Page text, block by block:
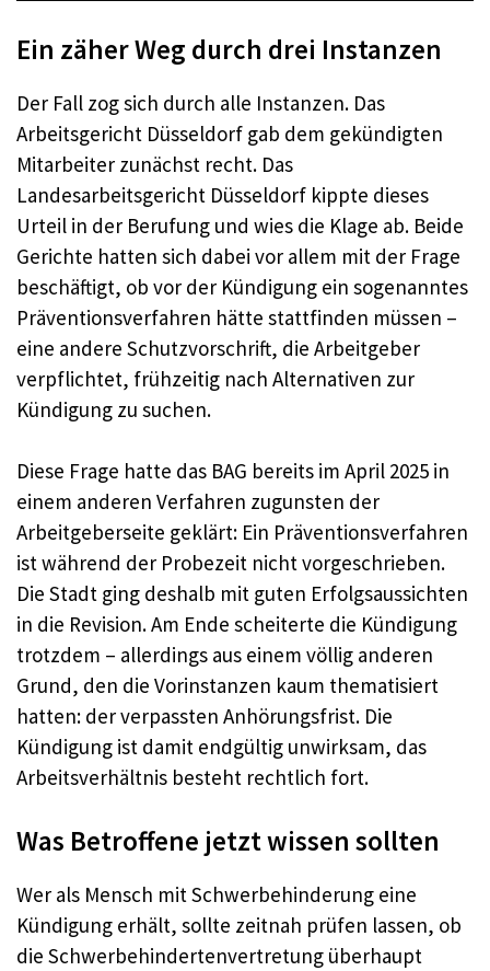
Ein zäher Weg durch drei Instanzen
Der Fall zog sich durch alle Instanzen. Das
Arbeitsgericht Düsseldorf gab dem gekündigten
Mitarbeiter zunächst recht. Das
Landesarbeitsgericht Düsseldorf kippte dieses
Urteil in der Berufung und wies die Klage ab. Beide
Gerichte hatten sich dabei vor allem mit der Frage
beschäftigt, ob vor der Kündigung ein sogenanntes
Präventionsverfahren hätte stattfinden müssen –
eine andere Schutzvorschrift, die Arbeitgeber
verpflichtet, frühzeitig nach Alternativen zur
Kündigung zu suchen.
Diese Frage hatte das BAG bereits im April 2025 in
einem anderen Verfahren zugunsten der
Arbeitgeberseite geklärt: Ein Präventionsverfahren
ist während der Probezeit nicht vorgeschrieben.
Die Stadt ging deshalb mit guten Erfolgsaussichten
in die Revision. Am Ende scheiterte die Kündigung
trotzdem – allerdings aus einem völlig anderen
Grund, den die Vorinstanzen kaum thematisiert
hatten: der verpassten Anhörungsfrist. Die
Kündigung ist damit endgültig unwirksam, das
Arbeitsverhältnis besteht rechtlich fort.
Was Betroffene jetzt wissen sollten
Wer als Mensch mit Schwerbehinderung eine
Kündigung erhält, sollte zeitnah prüfen lassen, ob
die Schwerbehindertenvertretung überhaupt